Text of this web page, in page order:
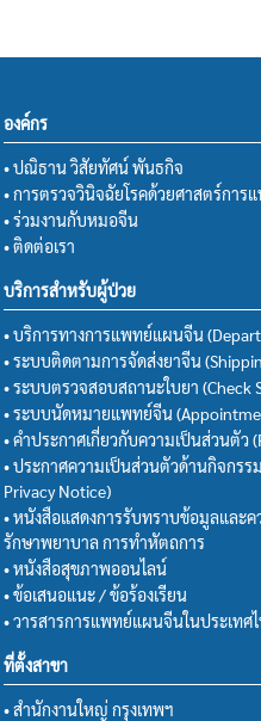
องค์กร
• ปณิธาน วิสัยทัศน์ พันธกิจ
• การตรวจวินิจฉัยโรคด้วยศาสตร์กา
• ร่วมงานกับหมอจีน
• ติดต่อเรา
บริการสำหรับผู้ป่วย
• บริการทางการแพทย์แผนจีน
• ระบบติดตามการจัดส่งยาจีน
• ระบบตรวจสอบสถานะใบยา (Check
• ระบบนัดหมายแพทย์จีน
• คำประกาศเกี่ยวกับความเป็นส่วนตัว
• ประกาศความเป็นส่วนตัวด้านกิจกรร
Privacy Notice)
• หนังสือแสดงการรับทราบข้อมูลและ
รักษาพยาบาล การทำหัตถการ
• หนังสือสุขภาพออนไลน์
• ข้อเสนอแนะ / ข้อร้องเรียน
• วารสารการแพทย์แผนจีนในประเทศ
ที่ตั้งสาขา
• สำนักงานใหญ่ กรุงเทพฯ